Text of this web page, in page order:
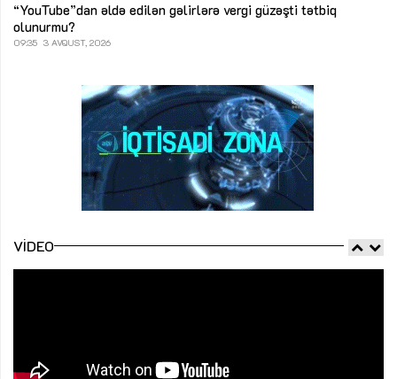
“YouTube”dan əldə edilən gəlirlərə vergi güzəşti tətbiq
olunurmu?
09:35 3 AVQUST, 2026
VIDEO